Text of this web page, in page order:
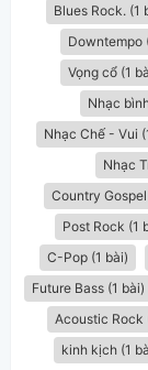
Blues Rock. (1
Downtempo
Vọng cổ (1
Nhạc
Nhạc Chế - Vui
Nhạc
Country Gospel
Post Rock (1
C-Pop (1 bài)
Future Bass (1 bài)
Acoustic Rock
kinh kịch (1